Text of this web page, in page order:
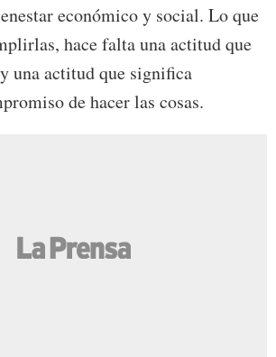
económico y social. Lo que
hace falta una actitud que
una actitud que significa
de hacer las cosas.